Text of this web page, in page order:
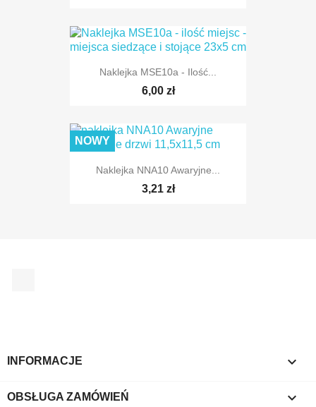
Naklejka MSE10a - Ilość...
6,00 zł
Naklejka NNA10 Awaryjne...
3,21 zł
NOWY
INFORMACJE 
OBSŁUGA ZAMÓWIEŃ 